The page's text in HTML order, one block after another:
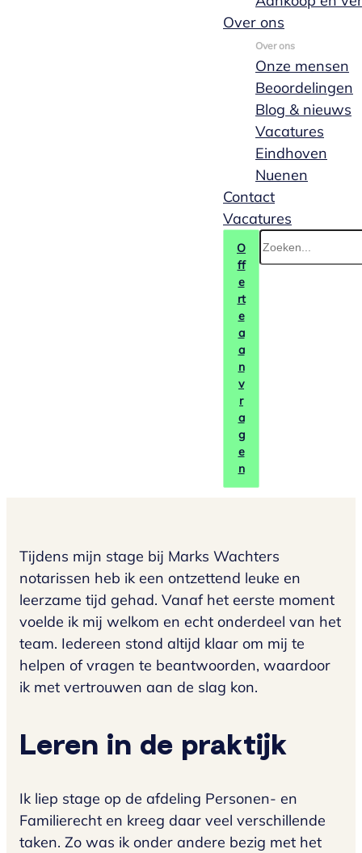
Over ons
Over ons
Onze mensen
Beoordelingen
Blog & nieuws
Vacatures
Eindhoven
Nuenen
Contact
Vacatures
O
ff
e
rt
e
a
a
n
v
r
a
g
e
n
Tijdens mijn stage bij Marks Wachters
notarissen heb ik een ontzettend leuke en
leerzame tijd gehad. Vanaf het eerste moment
voelde ik mij welkom en echt onderdeel van het
team. Iedereen stond altijd klaar om mij te
helpen of vragen te beantwoorden, waardoor
ik met vertrouwen aan de slag kon.
Leren in de praktijk
Ik liep stage op de afdeling Personen- en
Familierecht en kreeg daar veel verschillende
taken. Zo was ik onder andere bezig met het